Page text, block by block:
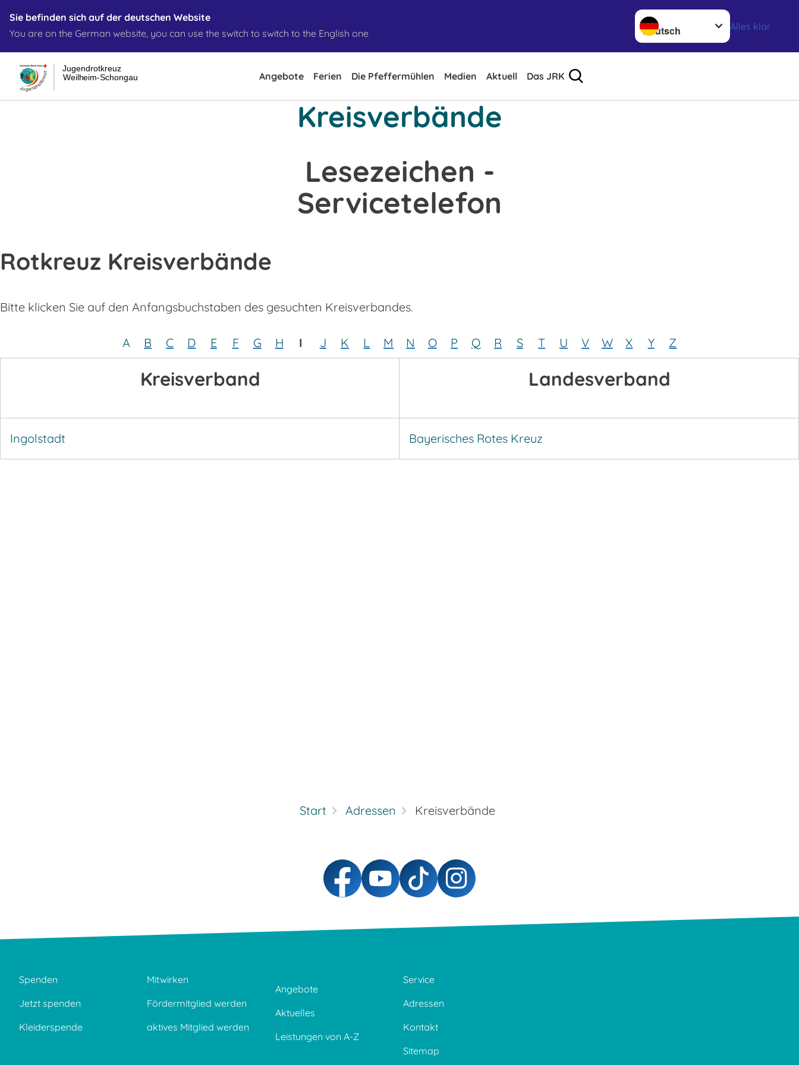
Sie befinden sich auf der deutschen Website
You are on the German website, you can use the switch to switch to the English one
Sprache wechseln zu
Alles klar
Weilheim-Schongau
Jugendrotkreuz
Angebote Ferien Die Pfeffermühlen Medien Aktuell Das JRK
Kreisverbände
Lesezeichen -
Servicetelefon
Rotkreuz Kreisverbände
Bitte klicken Sie auf den Anfangsbuchstaben des gesuchten Kreisverbandes.
A B C D E F G H I J K L M N O P Q R S T U V W X Y Z
Kreisverband Landesverband
Ingolstadt Bayerisches Rotes Kreuz
Start Adressen Kreisverbände
Spenden
Jetzt spenden
Kleiderspende
Mitwirken
Fördermitglied werden
aktives Mitglied werden
Angebote
Aktuelles
Leistungen von A-Z
Service
Adressen
Kontakt
Sitemap